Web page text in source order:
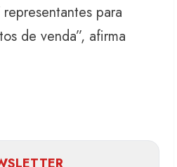
para
de venda”, afirma